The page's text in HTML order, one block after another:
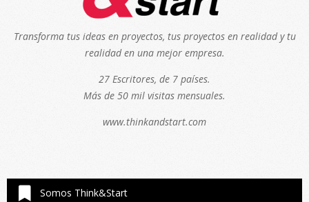
Transforma tus ideas en proyectos, tus proyectos en realidad y tu
realidad en una mejor empresa.
27 Escritores, de 7 países.
Más de 50 mil visitas mensuales.
www.thinkandstart.com
Somos Think&Start